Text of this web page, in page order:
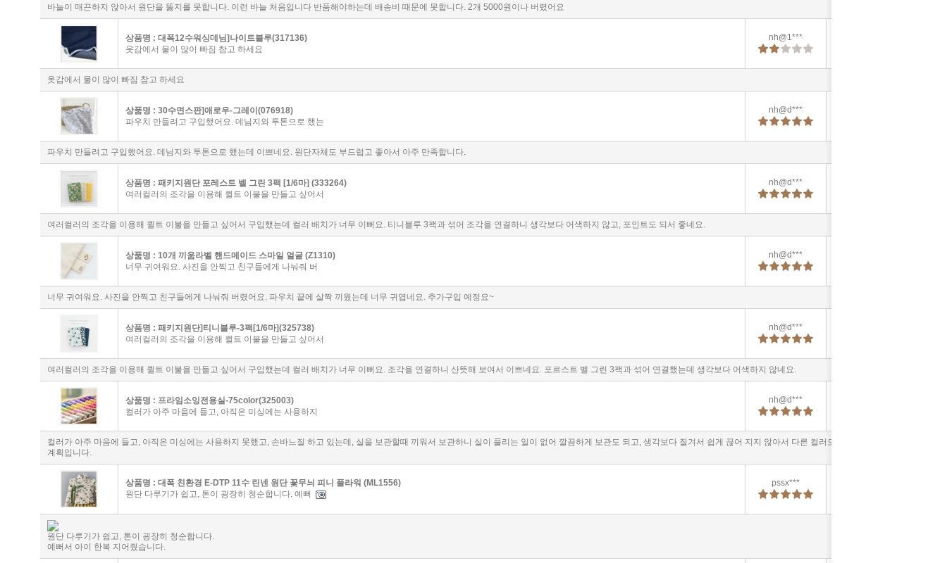
바늘이 매끈하지 않아서 원단을 뚫지를 못합니다. 이런 바늘 처음입니다 반품해야하는데 배송비 때문에 못합니다. 2개 5000원이나 버렸어요
상품명 : 대폭12수워싱데님]나이트블루(317136)
옷감에서 물이 많이 빠짐 참고 하세요
nh@1***
옷감에서 물이 많이 빠짐 참고 하세요
상품명 : 30수면스판]애로우-그레이(076918)
파우치 만들려고 구입했어요. 데님지와 투톤으로 했는
nh@d***
파우치 만들려고 구입했어요. 데님지와 투톤으로 했는데 이쁘네요. 원단자체도 부드럽고 좋아서 아주 만족합니다.
상품명 : 패키지원단 포레스트 벨 그린 3팩 [1/6마] (333264)
여러컬러의 조각을 이용해 퀼트 이불을 만들고 싶어서
nh@d***
여러컬러의 조각을 이용해 퀼트 이불을 만들고 싶어서 구입했는데 컬러 배치가 너무 이뻐요. 티니블루 3팩과 섞어 조각을 연결하니 생각보다 어색하지 않고, 포인트도 되서 좋네요.
상품명 : 10개 끼움라벨 핸드메이드 스마일 얼굴 (Z1310)
너무 귀여워요. 사진을 안찍고 친구들에게 나눠줘 버
nh@d***
너무 귀여워요. 사진을 안찍고 친구들에게 나눠줘 버렸어요. 파우치 끝에 살짝 끼웠는데 너무 귀엽네요. 추가구입 예정요~
상품명 : 패키지원단]티니블루-3팩[1/6마](325738)
여러컬러의 조각을 이용해 퀼트 이불을 만들고 싶어서
nh@d***
여러컬러의 조각을 이용해 퀼트 이불을 만들고 싶어서 구입했는데 컬러 배치가 너무 이뻐요. 조각을 연결하니 산뜻해 보여서 이쁘네요. 포르스트 벨 그린 3팩과 섞어 연결했는데 생각보다 어색하지 않네요.
상품명 : 프라임소잉전용실-75color(325003)
컬러가 아주 마음에 들고, 아직은 미싱에는 사용하지
nh@d***
컬러가 아주 마음에 들고, 아직은 미싱에는 사용하지 못했고, 손바느질 하고 있는데, 실을 보관할때 끼워서 보관하니 실이 풀리는 일이 없어 깔끔하게 보관도 되고, 생각보다 질겨서 쉽게 끊어 지지 않아서 다른 컬러도 구입할
계획입니다.
상품명 : 대폭 친환경 E-DTP 11수 린넨 원단 꽃무늬 피니 플라워 (ML1556)
원단 다루기가 쉽고, 톤이 굉장히 청순합니다. 예뻐
pssx***
원단 다루기가 쉽고, 톤이 굉장히 청순합니다.
예뻐서 아이 한복 지어줬습니다.